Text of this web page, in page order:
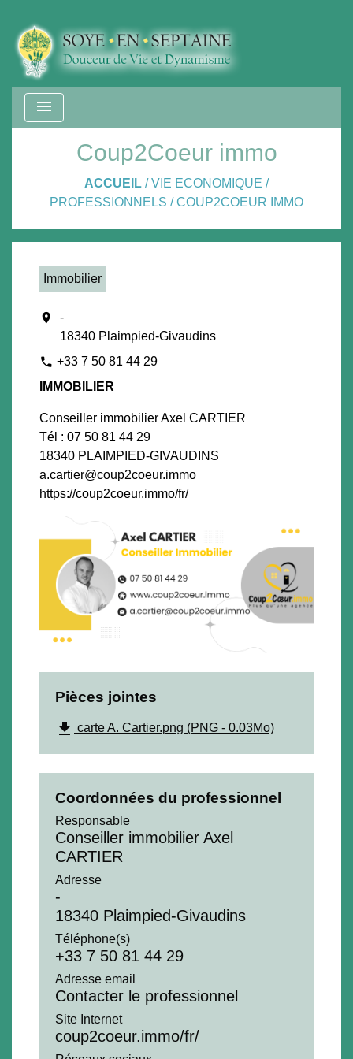
menu
Coup2Coeur immo
ACCUEIL /VIE ECONOMIQUE /
PROFESSIONNELS /COUP2COEUR IMMO
Immobilier
location_on
-
18340 Plaimpied-Givaudins
phone +33 7 50 81 44 29
IMMOBILIER
Conseiller immobilier Axel CARTIER
Tél : 07 50 81 44 29
18340 PLAIMPIED-GIVAUDINS
a.cartier@coup2coeur.immo
https://coup2coeur.immo/fr/
Pièces jointes
file_download carte A. Cartier.png (PNG - 0.03Mo)
Coordonnées du professionnel
Responsable
Conseiller immobilier Axel
CARTIER
Adresse
-
18340 Plaimpied-Givaudins
Téléphone(s)
+33 7 50 81 44 29
Adresse email
Contacter le professionnel
Site Internet
coup2coeur.immo/fr/